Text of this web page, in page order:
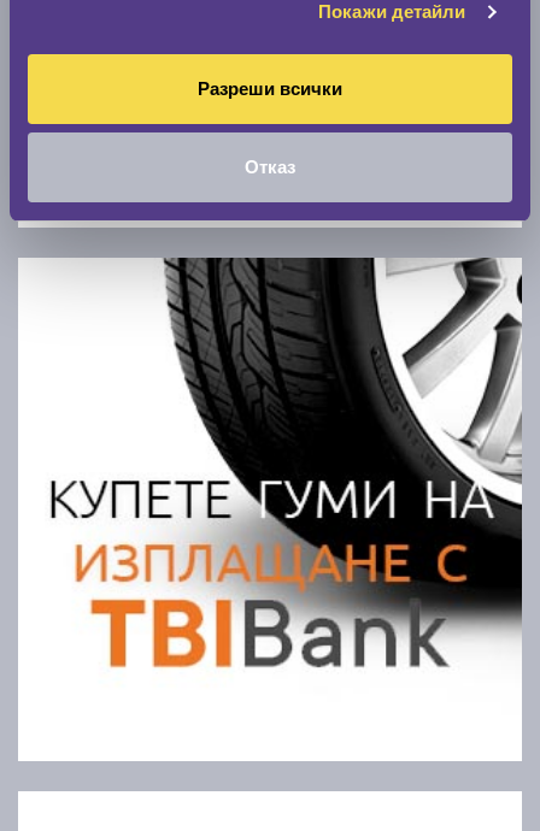
Покажи детайли
Разреши всички
Отказ